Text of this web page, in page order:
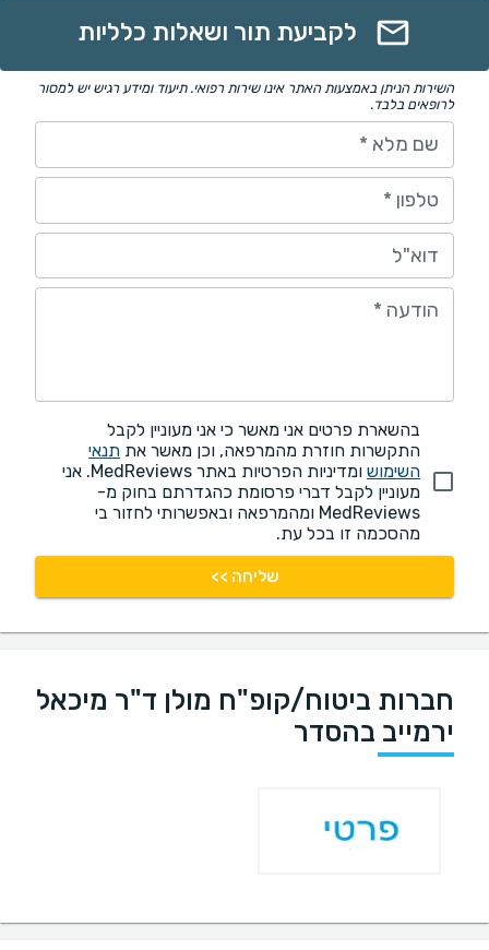
לקביעת תור ושאלות כלליות
השירות הניתן באמצעות האתר אינו שירות רפואי. תיעוד ומידע רגיש יש למסור
לרופאים בלבד.
שם מלא *
טלפון *
דוא"ל
הודעה *
בהשארת פרטים אני מאשר כי אני מעוניין לקבל
התקשרות חוזרת מהמרפאה, וכן מאשר את תנאי
השימוש
ומדיניות הפרטיות באתר MedReviews. אני
מעוניין לקבל דברי פרסומת כהגדרתם בחוק מ-
MedReviews ומהמרפאה ובאפשרותי לחזור בי
מהסכמה זו בכל עת.
שליחה >>
חברות ביטוח/קופ"ח מולן ד"ר מיכאל
ירמייב בהסדר